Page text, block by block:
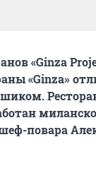
«Ginza
«Ginza»
повара